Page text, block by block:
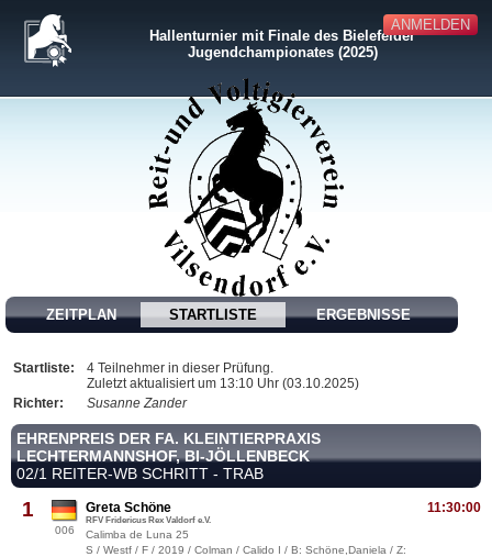
ANMELDEN
Hallenturnier mit Finale des Bielefelder
Jugendchampionates (2025)
ZEITPLAN STARTLISTE ERGEBNISSE
Startliste:
4 Teilnehmer in dieser Prüfung.
Zuletzt aktualisiert um 13:10 Uhr (03.10.2025)
Richter:
Susanne Zander
EHRENPREIS DER FA. KLEINTIERPRAXIS
LECHTERMANNSHOF, BI-JÖLLENBECK
02/1 REITER-WB SCHRITT - TRAB
1
006
11:30:00
Greta Schöne
RFV Fridericus Rex Valdorf e.V.
Calimba de Luna 25
S / Westf / F / 2019 / Colman / Calido I / B: Schöne,Daniela / Z: